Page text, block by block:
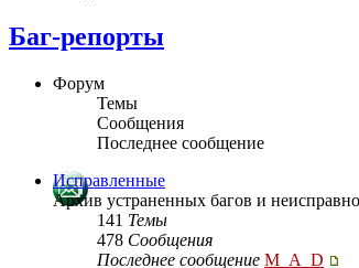
Баг-репорты
Форум
Темы
Сообщения
Последнее сообщение
Исправленные
Архив устраненных багов и
141 Темы
478 Сообщения
Последнее сообщение M_A_D